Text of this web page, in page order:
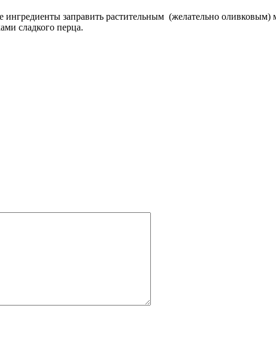
ингредиенты заправить растительным (желательно оливковым)
сладкого перца.